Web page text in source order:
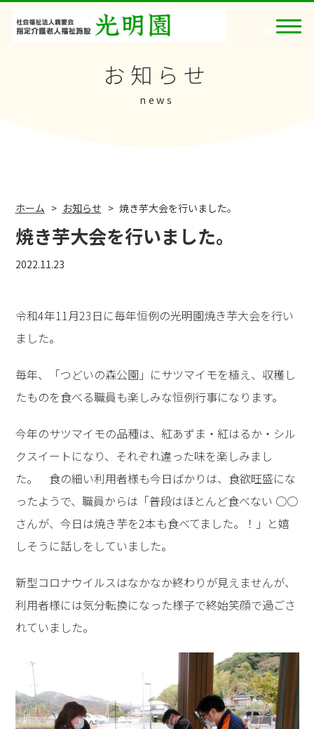
お知らせ
news
ホーム お知らせ 焼き芋大会を行いました。
焼き芋大会を行いました。
2022.11.23
令和4年11月23日に毎年恒例の光明園焼き芋大会を行い
ました。
毎年、「つどいの森公園」にサツマイモを植え、収穫し
たものを食べる職員も楽しみな恒例行事になります。
今年のサツマイモの品種は、紅あずま・紅はるか・シル
クスイートになり、それぞれ違った味を楽しみまし
た。 食の細い利用者様も今日ばかりは、食欲旺盛にな
ったようで、職員からは「普段はほとんど食べない ○○
さんが、今日は焼き芋を2本も食べてました。！」と嬉
しそうに話しをしていました。
新型コロナウイルスはなかなか終わりが見えませんが、
利用者様には気分転換になった様子で終始笑顔で過ごさ
れていました。